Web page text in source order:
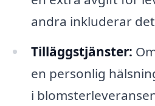
andra inkluderar
Tilläggstjänster:
en personlig
i